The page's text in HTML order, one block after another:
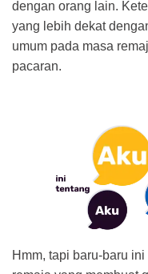
dengan orang lain.
yang lebih dekat
umum pada masa
pacaran.
Hmm, tapi baru-baru